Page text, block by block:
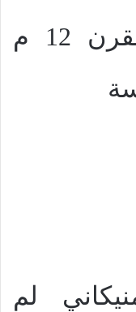
الأفكار وهي في القرن 12 م
لم